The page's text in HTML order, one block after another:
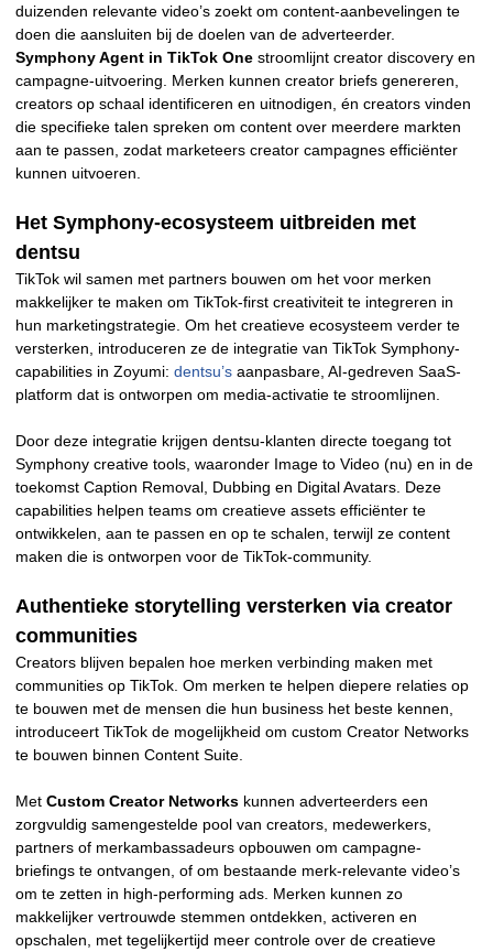
duizenden relevante video’s zoekt om content-aanbevelingen te
doen die aansluiten bij de doelen van de adverteerder.
Symphony Agent in TikTok One stroomlijnt creator discovery en
campagne-uitvoering. Merken kunnen creator briefs genereren,
creators op schaal identificeren en uitnodigen, én creators vinden
die specifieke talen spreken om content over meerdere markten
aan te passen, zodat marketeers creator campagnes efficiënter
kunnen uitvoeren.
Het Symphony-ecosysteem uitbreiden met
dentsu
TikTok wil samen met partners bouwen om het voor merken
makkelijker te maken om TikTok-first creativiteit te integreren in
hun marketingstrategie. Om het creatieve ecosysteem verder te
versterken, introduceren ze de integratie van TikTok Symphony-
capabilities in Zoyumi: dentsu’s aanpasbare, AI-gedreven SaaS-
platform dat is ontworpen om media-activatie te stroomlijnen.
Door deze integratie krijgen dentsu-klanten directe toegang tot
Symphony creative tools, waaronder Image to Video (nu) en in de
toekomst Caption Removal, Dubbing en Digital Avatars. Deze
capabilities helpen teams om creatieve assets efficiënter te
ontwikkelen, aan te passen en op te schalen, terwijl ze content
maken die is ontworpen voor de TikTok-community.
Authentieke storytelling versterken via creator
communities
Creators blijven bepalen hoe merken verbinding maken met
communities op TikTok. Om merken te helpen diepere relaties op
te bouwen met de mensen die hun business het beste kennen,
introduceert TikTok de mogelijkheid om custom Creator Networks
te bouwen binnen Content Suite.
Met Custom Creator Networks kunnen adverteerders een
zorgvuldig samengestelde pool van creators, medewerkers,
partners of merkambassadeurs opbouwen om campagne-
briefings te ontvangen, of om bestaande merk-relevante video’s
om te zetten in high-performing ads. Merken kunnen zo
makkelijker vertrouwde stemmen ontdekken, activeren en
opschalen, met tegelijkertijd meer controle over de creatieve